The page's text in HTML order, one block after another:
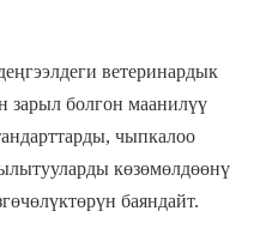
ветеринардык
зарыл болгон маанилүү
чыпкалоо
көзөмөлдөөнү
баяндайт.